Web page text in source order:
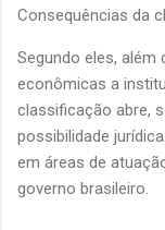
Consequências da
Segundo eles,
econômicas a
classificação abre,
possibilidade
em áreas de
governo brasileiro.